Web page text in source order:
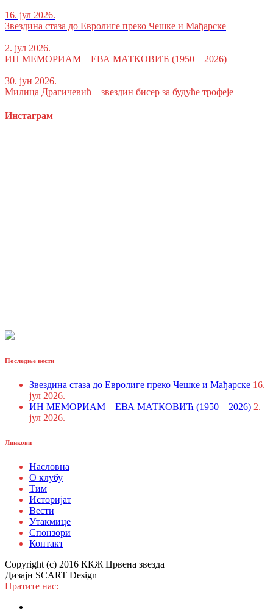
16. јул 2026.
Звездина стаза до Евролиге преко Чешке и Мађарске
2. јул 2026.
ИН МЕМОРИАМ – ЕВА МАТКОВИЋ (1950 – 2026)
30. јун 2026.
Милица Драгичевић – звездин бисер за будуће трофеје
Инстаграм
Последње вести
Звездина стаза до Евролиге преко Чешке и Мађарске 16.
јул 2026.
ИН МЕМОРИАМ – ЕВА МАТКОВИЋ (1950 – 2026) 2.
јул 2026.
Линкови
Насловна
О клубу
Тим
Историјат
Вести
Утакмице
Спонзори
Контакт
Copyright (c) 2016 ККЖ Црвена звезда
Дизајн SCART Design
Пратите нас: